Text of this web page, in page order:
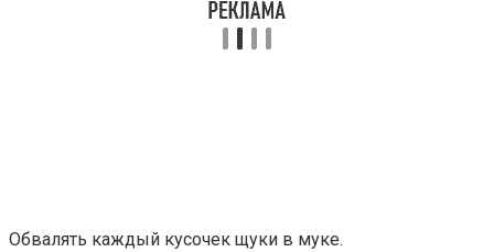
Обвалять каждый кусочек щуки в муке.